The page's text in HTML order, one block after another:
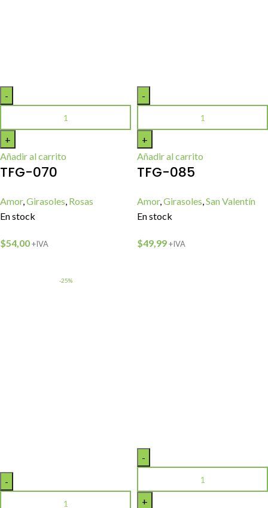
Añadir al carrito
TFG-070
Amor,Girasoles, Rosas
En stock
$54,00+IVA
Añadir al carrito
TFG-085
Amor,Girasoles,San Valentín
En stock
$49,99+IVA
-25%